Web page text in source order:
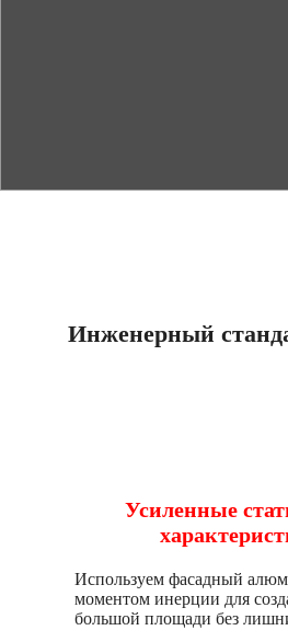
Инженерный
Усиленные
Используем фасадный
моментом инерции для
большой площади без